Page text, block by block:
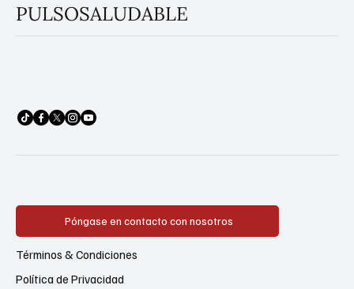
PULSOSALUDABLE
Póngase en contacto con nosotros
Política de Privacidad
Términos & Condiciones